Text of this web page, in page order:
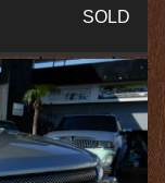
SOLD